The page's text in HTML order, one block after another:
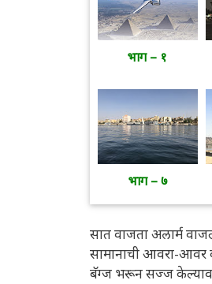
भाग – १
भाग – ७
सात वाजता अलार्म
सामानाची आवरा-आवर
बॅग्ज भरून सज्ज